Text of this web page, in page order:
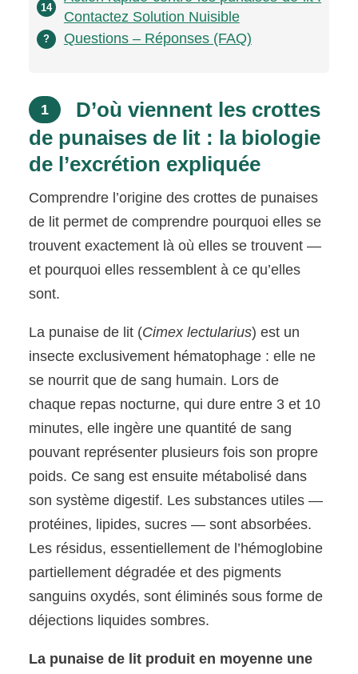
14
Contactez Solution Nuisible
? Questions – Réponses (FAQ)
1
D’où viennent les crottes
de punaises de lit : la biologie
de l’excrétion expliquée
Comprendre l’origine des crottes de punaises
de lit permet de comprendre pourquoi elles se
trouvent exactement là où elles se trouvent —
et pourquoi elles ressemblent à ce qu’elles
sont.
La punaise de lit (Cimex lectularius) est un
insecte exclusivement hématophage : elle ne
se nourrit que de sang humain. Lors de
chaque repas nocturne, qui dure entre 3 et 10
minutes, elle ingère une quantité de sang
pouvant représenter plusieurs fois son propre
poids. Ce sang est ensuite métabolisé dans
son système digestif. Les substances utiles —
protéines, lipides, sucres — sont absorbées.
Les résidus, essentiellement de l’hémoglobine
partiellement dégradée et des pigments
sanguins oxydés, sont éliminés sous forme de
déjections liquides sombres.
La punaise de lit produit en moyenne une